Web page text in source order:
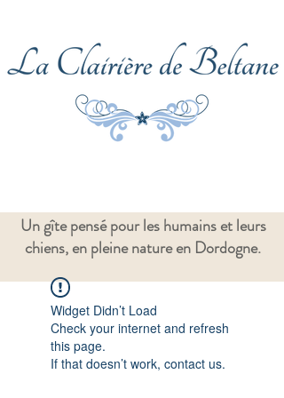
Un gîte pensé pour les humains et leurs
chiens, en pleine nature en Dordogne.
Widget Didn’t Load
Check your internet and refresh
this page.
If that doesn’t work, contact us.